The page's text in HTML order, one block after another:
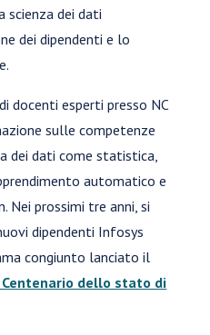
dei dati
dei dipendenti e lo
docenti esperti presso NC
sulle competenze
dei dati come statistica,
automatico e
Nei prossimi tre anni, si
dipendenti Infosys
congiunto lanciato il
Centenario dello stato di